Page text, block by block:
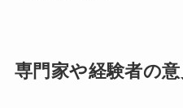
専門家や経験者の